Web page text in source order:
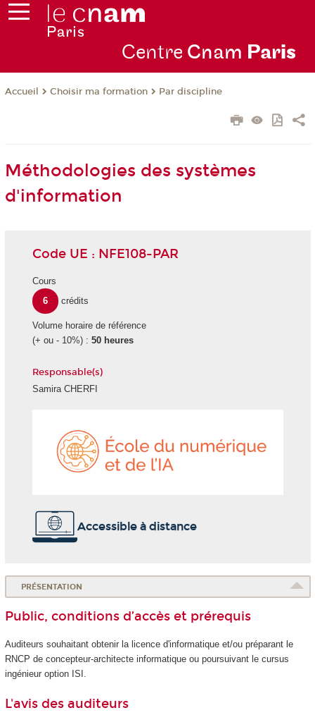
Centre Cnam Paris
Accueil Choisir ma formation Par discipline
Méthodologies des systèmes
d'information
Code UE : NFE108-PAR
Cours
6
crédits
Volume horaire de référence
(+ ou - 10%) : 50 heures
Responsable(s)
Samira CHERFI
Accessible à distance
PRÉSENTATION
Public, conditions d’accès et prérequis
Auditeurs souhaitant obtenir la licence d'informatique et/ou préparant le
RNCP de concepteur-architecte informatique ou poursuivant le cursus
ingénieur option ISI.
L'avis des auditeurs